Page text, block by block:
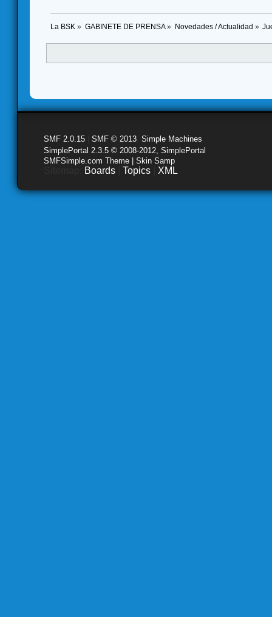
La BSK » GABINETE DE PRENSA» Novedades / Actualidad »
SMF 2.0.15 SMF © 2013 Simple Machines
SimplePortal 2.3.5 © 2008-2012, SimplePortal
SMFSimple.com Theme | Skin Samp
Boards Topics XML